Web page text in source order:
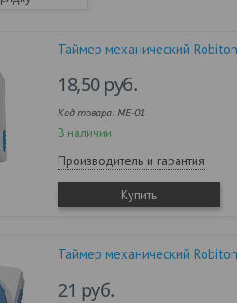
Таймер механический
18,50руб.
ME-01
В наличии
Производитель и гарантия
Купить
Таймер механический
21 руб.